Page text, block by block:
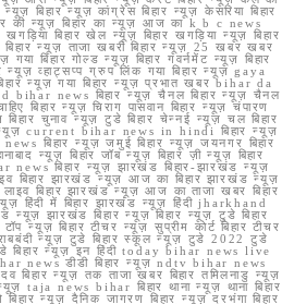
न्यूज़ बिहार न्यूज़ कांग्रेस बिहार न्यूज़ केसरिया बिहार
की न्यूज़ बिहार का न्यूज़ आज का k b c news
बिहार खेल न्यूज़ बिहार खगड़िया न्यूज़ बिहार
न्यूज़ ताजा खबरी बिहार न्यूज़ 25 खबर खबर
गया बिहार गोल्ड न्यूज़ बिहार गवर्नमेंट न्यूज़ बिहार
न्यूज़ व्हाट्सप्प ग्रुप लिंक गया बिहार न्यूज़ gaya
न्यूज़ गया बिहार न्यूज़ प्रभात खबर bihar da
news बिहार न्यूज़ चैनल बिहार न्यूज़ चैनल
बिहार न्यूज़ चिराग पासवान बिहार न्यूज़ चंपारण
बिहार चुनाव न्यूज़ टुडे बिहार चेन्नई न्यूज़ चल बिहार
current bihar news in hindi बिहार न्यूज़
news बिहार न्यूज़ जमुई बिहार न्यूज़ जयनगर बिहार
न्यूज़ बिहार जॉब न्यूज़ बिहार ज़ी न्यूज़ बिहार
news बिहार न्यूज़ झारखंड बिहार-झारखंड न्यूज़
बिहार झारखंड न्यूज़ आज का बिहार झारखंड न्यूज़
बिहार झारखंड न्यूज़ आज का ताजा खबर बिहार
हिंदी में बिहार झारखंड न्यूज़ हिंदी jharkhand
झारखंड बिहार न्यूज़ बिहार न्यूज़ टुडे बिहार
न्यूज़ बिहार टीचर न्यूज़ सुप्रीम कोर्ट बिहार टीचर
न्यूज़ टुडे बिहार स्कूल न्यूज़ टुडे 2022 टुडे
बिहार न्यूज़ इन हिंदी today bihar news live
news डीडी बिहार न्यूज़ ndtv bihar news
बिहार न्यूज़ तक ताजा खबर बिहार तमिलनाडु न्यूज़
taja news bihar बिहार थाना न्यूज़ थाना बिहार
बिहार न्यूज़ दैनिक जागरण बिहार न्यूज़ दरभंगा बिहार